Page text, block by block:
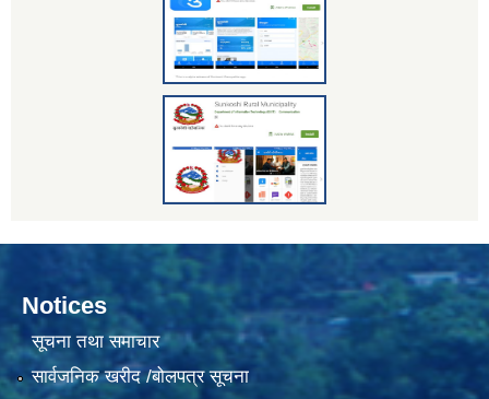
Notices
सूचना तथा समाचार
सार्वजनिक खरीद /बोलपत्र सूचना